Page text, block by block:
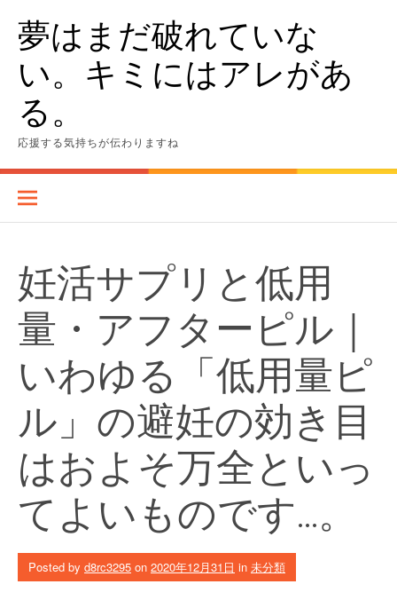
content夢はまだ破れていな
い。キミにはアレがあ
る。
応援する気持ちが伝わりますね
妊活サプリと低用
量・アフターピル｜
いわゆる「低用量ピ
ル」の避妊の効き目
はおよそ万全といっ
てよいものです…。
Posted by d8rc3295 on 2020年12月31日 in 未分類